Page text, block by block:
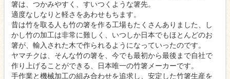
箸は、つかみやすく、すいつくような箸先。
適度なしなりと軽さをあわせもちます。
昔は竹を取る人も竹の箸を作る工場もたくさんありました、し
かし竹の加工は非常に難しく、いつしか日本でもほとんどのお
箸が、輸入された木で作られるようになっていったのです。
ヤマチクは、そんな竹の箸を、今でも最初から最後まで自社で
作り上げることができる、日本唯一の竹箸メーカーです。
手作業と機械加工の組み合わせを追求し、安定した竹箸生産を